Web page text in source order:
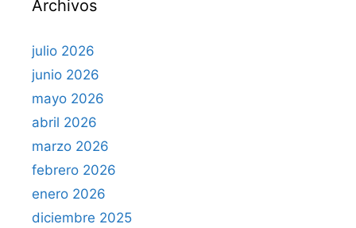
:Archivos
julio 2026
junio 2026
mayo 2026
abril 2026
marzo 2026
febrero 2026
enero 2026
diciembre 2025